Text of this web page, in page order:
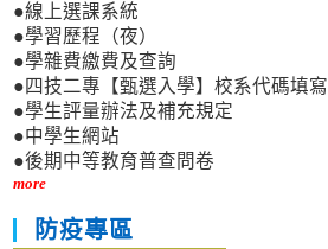
●線上選課系統
●學習歷程（夜）
●學雜費繳費及查詢
●四技二專【甄選入學】校系代碼填寫
●學生評量辦法及補充規定
●中學生網站
●後期中等教育普查問卷
more
防疫專區